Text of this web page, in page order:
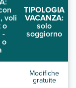
voli
o
-
TIPOLOGIA
VACANZA:
solo
soggiorno
Modifiche
gratuite